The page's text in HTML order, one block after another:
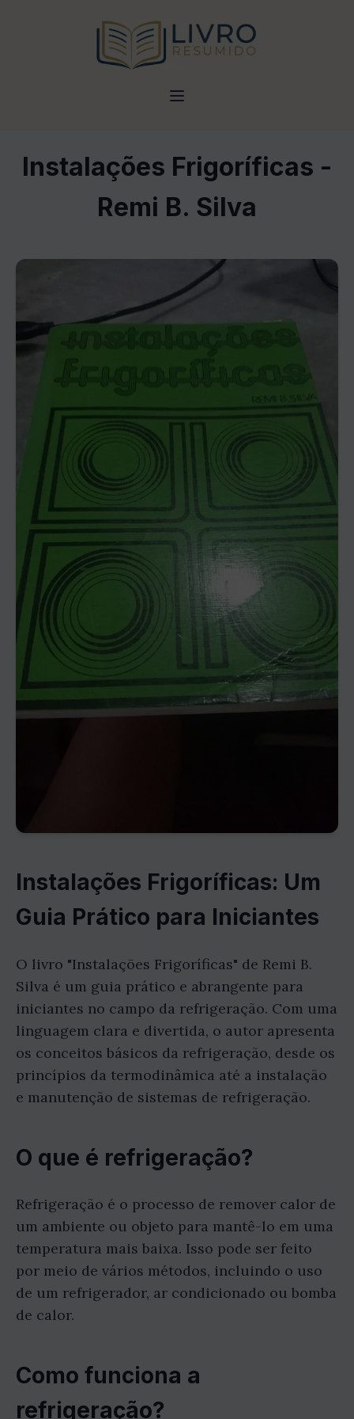
Instalações Frigoríficas -
Remi B. Silva
Instalações Frigoríficas: Um
Guia Prático para Iniciantes
O livro "Instalações Frigoríficas" de Remi B.
Silva é um guia prático e abrangente para
iniciantes no campo da refrigeração. Com uma
linguagem clara e divertida, o autor apresenta
os conceitos básicos da refrigeração, desde os
princípios da termodinâmica até a instalação
e manutenção de sistemas de refrigeração.
O que é refrigeração?
Refrigeração é o processo de remover calor de
um ambiente ou objeto para mantê-lo em uma
temperatura mais baixa. Isso pode ser feito
por meio de vários métodos, incluindo o uso
de um refrigerador, ar condicionado ou bomba
de calor.
Como funciona a
refrigeração?